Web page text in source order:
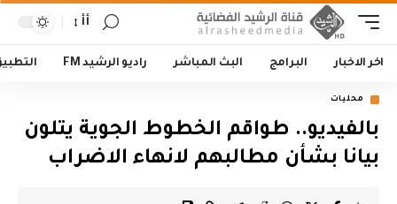
أأ
اخر الاخبار البرامج البث المباشر راديو الرشيد FM
محليات
بالفيديو.. طواقم الخطوط الجوية يتلون
بيانا بشأن مطالبهم لانهاء الاضراب